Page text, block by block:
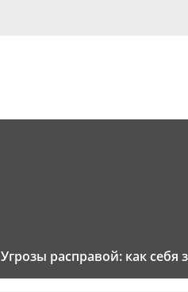
Угрозы расправой: как себя